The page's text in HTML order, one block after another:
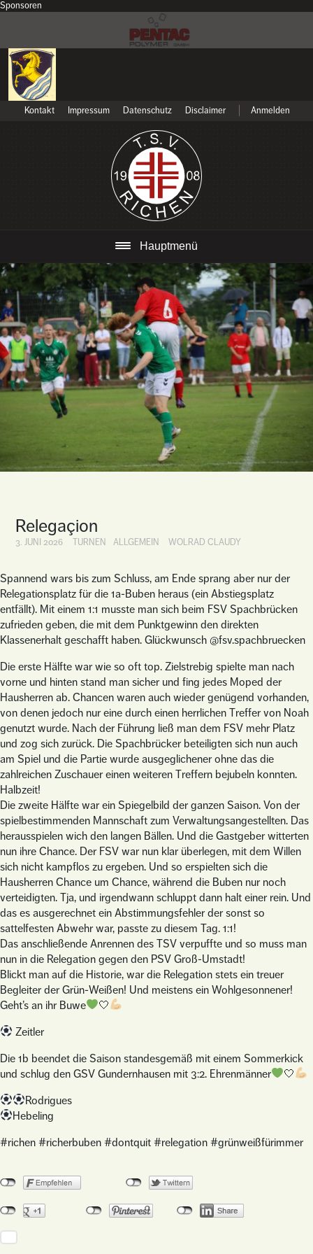
Sponsoren
Kontakt Impressum Datenschutz Disclaimer Anmelden
Hauptmenü
Relegaçion
3. JUNI 2026 TURNEN ALLGEMEIN WOLRAD CLAUDY
Spannend wars bis zum Schluss, am Ende sprang aber nur der
Relegationsplatz für die 1a-Buben heraus (ein Abstiegsplatz
entfällt). Mit einem 1:1 musste man sich beim FSV Spachbrücken
zufrieden geben, die mit dem Punktgewinn den direkten
Klassenerhalt geschafft haben. Glückwunsch @fsv.spachbruecken
Die erste Hälfte war wie so oft top. Zielstrebig spielte man nach
vorne und hinten stand man sicher und fing jedes Moped der
Hausherren ab. Chancen waren auch wieder genügend vorhanden,
von denen jedoch nur eine durch einen herrlichen Treffer von Noah
genutzt wurde. Nach der Führung ließ man dem FSV mehr Platz
und zog sich zurück. Die Spachbrücker beteiligten sich nun auch
am Spiel und die Partie wurde ausgeglichener ohne das die
zahlreichen Zuschauer einen weiteren Treffern bejubeln konnten.
Halbzeit!
Die zweite Hälfte war ein Spiegelbild der ganzen Saison. Von der
spielbestimmenden Mannschaft zum Verwaltungsangestellten. Das
herausspielen wich den langen Bällen. Und die Gastgeber witterten
nun ihre Chance. Der FSV war nun klar überlegen, mit dem Willen
sich nicht kampflos zu ergeben. Und so erspielten sich die
Hausherren Chance um Chance, während die Buben nur noch
verteidigten. Tja, und irgendwann schluppt dann halt einer rein. Und
das es ausgerechnet ein Abstimmungsfehler der sonst so
sattelfesten Abwehr war, passte zu diesem Tag. 1:1!
Das anschließende Anrennen des TSV verpuffte und so muss man
nun in die Relegation gegen den PSV Groß-Umstadt!
Blickt man auf die Historie, war die Relegation stets ein treuer
Begleiter der Grün-Weißen! Und meistens ein Wohlgesonnener!
Geht’s an ihr Buwe
🤍
Zeitler
Die 1b beendet die Saison standesgemäß mit einem Sommerkick
und schlug den GSV Gundernhausen mit 3:2. Ehrenmänner
🤍
Rodrigues
Hebeling
#richen #richerbuben #dontquit #relegation #grünweißfürimmer